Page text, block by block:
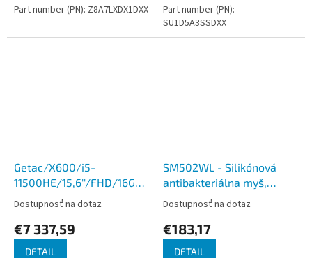
Part number (PN): Z8A7LXDX1DXX
Part number (PN):
SU1D5A3SSDXX
Getac/X600/i5-
11500HE/15,6''/FHD/16GB/512GB
SSD/UHD
Xe/W11P/Black/3R
Dostupnosť na dotaz
€7 337,59
DETAIL
SM502WL - Silikónová
antibakteriálna myš,
bezdrôtová, biela, IP68
Dostupnosť na dotaz
€183,17
DETAIL